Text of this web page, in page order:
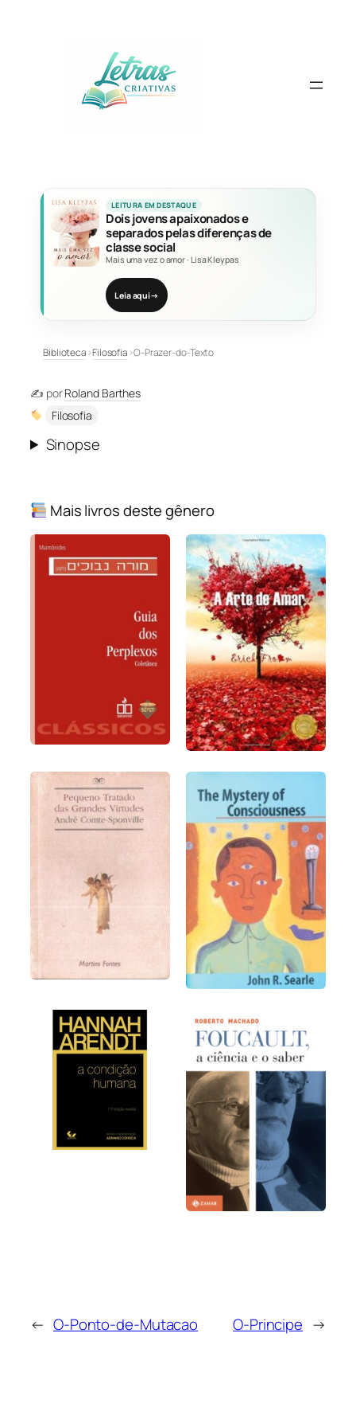
LEITURA EM DESTAQUE
Dois jovens apaixonados e
separados pelas diferenças de
classe social
Mais uma vez o amor· Lisa Kleypas
Leia aqui→
Biblioteca›Filosofia›O-Prazer-do-Texto
✍️ porRoland Barthes
Filosofia
Sinopse
Mais livros deste gênero
← O-Ponto-de-Mutacao O-Principe →